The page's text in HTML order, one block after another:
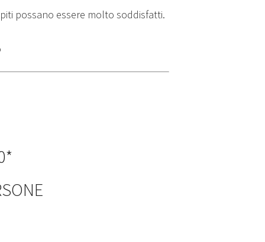
possano essere molto soddisfatti.